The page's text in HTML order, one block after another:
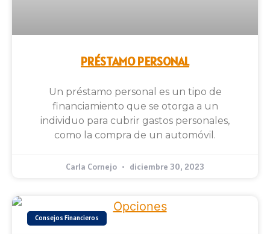
PRÉSTAMO PERSONAL
Un préstamo personal es un tipo de
financiamiento que se otorga a un
individuo para cubrir gastos personales,
como la compra de un automóvil.
Carla Cornejo diciembre 30, 2023
Consejos Financieros